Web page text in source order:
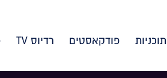
תוכניות פודקאסטים רדיוס TV